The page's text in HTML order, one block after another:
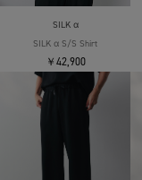
SILK α
SILK α S/S Shirt
￥42,900